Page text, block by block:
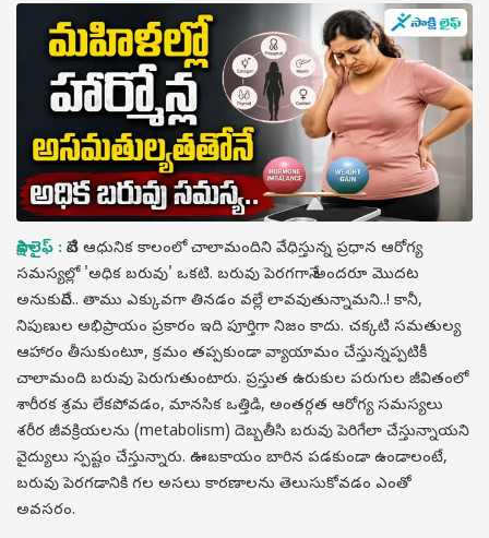
సాక్షి లైఫ్ : నేటి ఆధునిక కాలంలో చాలామందిని వేధిస్తున్న ప్రధాన ఆరోగ్య
సమస్యల్లో 'అధిక బరువు' ఒకటి. బరువు పెరగగానే అందరూ మొదట
అనుకునేది.. తాము ఎక్కువగా తినడం వల్లే లావవుతున్నామని..! కానీ,
నిపుణుల అభిప్రాయం ప్రకారం ఇది పూర్తిగా నిజం కాదు. చక్కటి సమతుల్య
ఆహారం తీసుకుంటూ, క్రమం తప్పకుండా వ్యాయామం చేస్తున్నప్పటికీ
చాలామంది బరువు పెరుగుతుంటారు. ప్రస్తుత ఉరుకుల పరుగుల జీవితంలో
శారీరక శ్రమ లేకపోవడం, మానసిక ఒత్తిడి, అంతర్గత ఆరోగ్య సమస్యలు
శరీర జీవక్రియలను (metabolism) దెబ్బతీసి బరువు పెరిగేలా చేస్తున్నాయని
వైద్యులు స్పష్టం చేస్తున్నారు. ఊబకాయం బారిన పడకుండా ఉండాలంటే,
బరువు పెరగడానికి గల అసలు కారణాలను తెలుసుకోవడం ఎంతో
అవసరం.